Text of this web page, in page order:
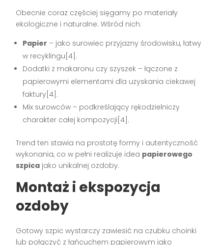
Obecnie coraz częściej sięgamy po materiały
ekologiczne i naturalne. Wśród nich:
Papier – jako surowiec przyjazny środowisku, łatwy
w recyklingu[4].
Dodatki z makaronu czy szyszek – łączone z
papierowymi elementami dla uzyskania ciekawej
faktury[4].
Mix surowców – podkreślający rękodzielniczy
charakter całej kompozycji[4].
Trend ten stawia na prostotę formy i autentyczność
wykonania, co w pełni realizuje idea papierowego
szpica jako unikalnej ozdoby.
Montaż i ekspozycja
ozdoby
Gotowy szpic wystarczy zawiesić na czubku choinki
lub połączyć z łańcuchem papierowym jako